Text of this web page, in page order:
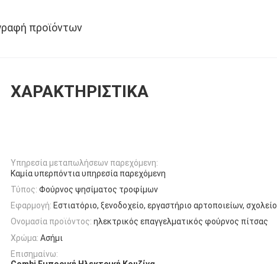
προϊόντων
ΧΑΡΑΚΤΗΡΙΣΤΙΚΆ
Υπηρεσία μεταπωλήσεων παρεχόμενη:
Καμία υπερπόντια υπηρεσία παρεχόμενη
Τύπος: Φούρνος ψησίματος τροφίμων
Εφαρμογή: Εστιατόριο, ξενοδοχείο, εργαστήριο αρτοποιείων, σχολείο
Ονομασία προϊόντος: ηλεκτρικός επαγγελματικός φούρνος πίτσας
Χρώμα: Ασήμι
Επισημαίνω: